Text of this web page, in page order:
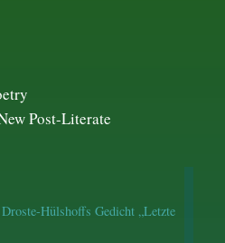
Post-Literate
Hülshoffs Gedicht „Letzte